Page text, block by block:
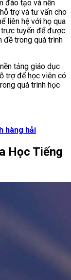
đào tạo và nền
trợ và tư vấn cho
liên hệ với họ qua
tuyến để được
đề trong quá trình
tảng giáo dục
trợ để học viên có
quá trình học
hàng hải
Học Tiếng